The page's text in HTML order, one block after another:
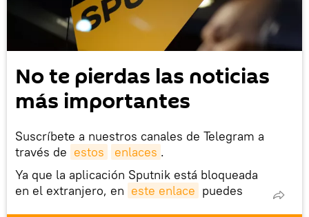
No te pierdas las noticias
más importantes
Suscríbete a nuestros canales de Telegram a
través de estos enlaces .
Ya que la aplicación Sputnik está bloqueada
en el extranjero, en este enlace puedes